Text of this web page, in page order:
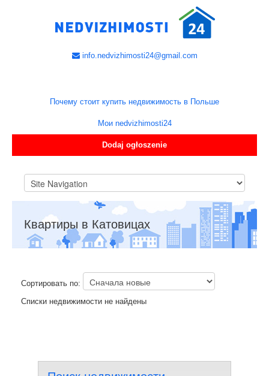
info.nedvizhimosti24@gmail.com
Почему стоит купить недвижимость в Польше
Мои nedvizhimosti24
Dodaj ogłoszenie
Квартиры в Катовицах
Сортировать по:
Списки недвижимости не найдены